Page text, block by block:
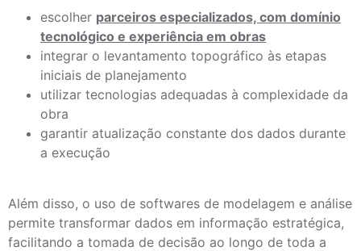
escolher parceiros especializados, com domínio
tecnológico e experiência em obras
integrar o levantamento topográfico às etapas
iniciais de planejamento
utilizar tecnologias adequadas à complexidade da
obra
garantir atualização constante dos dados durante
a execução
Além disso, o uso de softwares de modelagem e análise
permite transformar dados em informação estratégica,
facilitando a tomada de decisão ao longo de toda a